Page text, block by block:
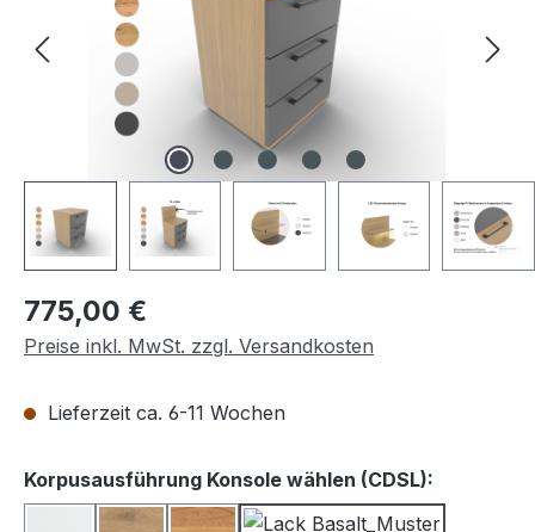
Regulärer Preis:
775,00 €
Preise inkl. MwSt. zzgl. Versandkosten
Lieferzeit ca. 6-11 Wochen
Korpusausführung Konsole wählen (CDSL):